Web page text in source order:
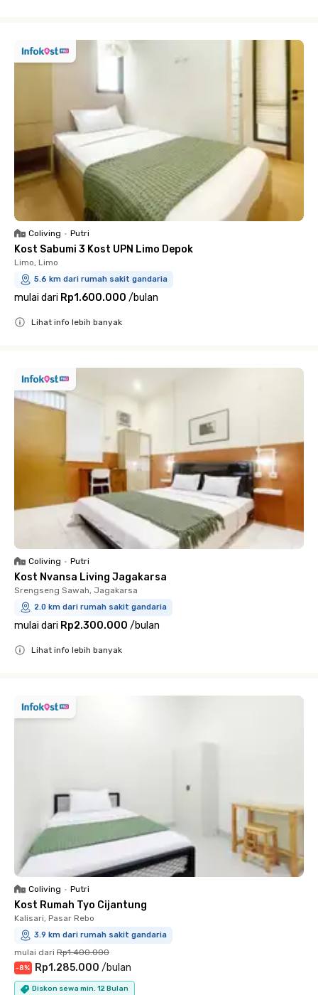
Coliving • Putri
Kost Sabumi 3 Kost UPN Limo Depok
Limo, Limo
5.6 km dari rumah sakit gandaria
mulai dari Rp1.600.000 /bulan
Lihat info lebih banyak
Coliving • Putri
Kost Nvansa Living Jagakarsa
Srengseng Sawah, Jagakarsa
2.0 km dari rumah sakit gandaria
mulai dari Rp2.300.000 /bulan
Lihat info lebih banyak
Coliving • Putri
Kost Rumah Tyo Cijantung
Kalisari, Pasar Rebo
3.9 km dari rumah sakit gandaria
mulai dari Rp1.400.000
-8% Rp1.285.000 /bulan
Diskon sewa min. 12 Bulan